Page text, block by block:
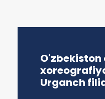
Urganch